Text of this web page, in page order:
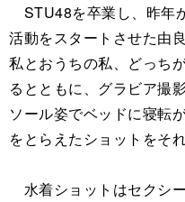
STU48を卒業し、昨年
活動をスタートさせた由
私とおうちの私、どっち
るとともに、グラビア撮
ソール姿でベッドに寝転
をとらえたショットをそ
水着ショットはセクシ